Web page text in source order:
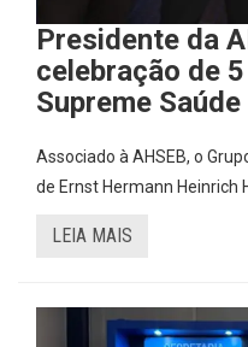
Presidente da
celebração de
Supreme Saúde
Associado à AHSEB, o
de Ernst Hermann Heinrich
LEIA MAIS